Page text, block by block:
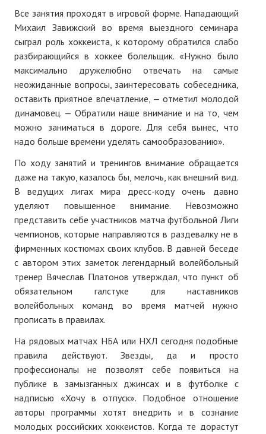
Все занятия проходят в игровой форме. Нападающий
Михаил Завижский во время выездного семинара
сыграл роль хоккеиста, к которому обратился слабо
разбирающийся в хоккее болельщик. «Нужно было
максимально дружелюбно отвечать на самые
неожиданные вопросы, заинтересовать собеседника,
оставить приятное впечатление, — отметил молодой
динамовец. — Обратили наше внимание и на то, чем
можно заниматься в дороге. Для себя вынес, что
надо больше времени уделять самообразованию».
По ходу занятий и тренингов внимание обращается
даже на такую, казалось бы, мелочь, как внешний вид.
В ведущих лигах мира дресс-коду очень давно
уделяют повышенное внимание. Невозможно
представить себе участников матча футбольной Лиги
чемпионов, которые направляются в раздевалку не в
фирменных костюмах своих клубов. В давней беседе
с автором этих заметок легендарный волейбольный
тренер Вячеслав Платонов утверждал, что пункт об
обязательном галстуке для наставников
волейбольных команд во время матчей нужно
прописать в правилах.
На рядовых матчах НБА или НХЛ сегодня подобные
правила действуют. Звезды, да и просто
профессионалы не позволят себе появиться на
публике в замызганных джинсах и в футболке с
надписью «Хочу в отпуск». Подобное отношение
авторы программы хотят внедрить и в сознание
молодых российских хоккеистов. Когда те дорастут